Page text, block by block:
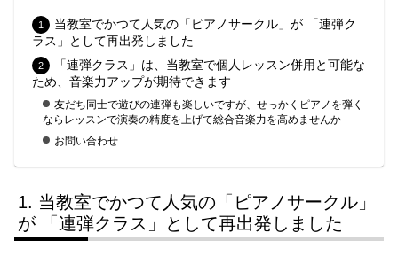
当教室でかつて人気の「ピアノサークル」が 「連弾ク
ラス」として再出発しました
「連弾クラス」は、当教室で個人レッスン併用と可能な
ため、音楽力アップが期待できます
友だち同士で遊びの連弾も楽しいですが、せっかくピアノを弾く
ならレッスンで演奏の精度を上げて総合音楽力を高めませんか
お問い合わせ
当教室でかつて人気の「ピアノサークル」
が 「連弾クラス」として再出発しました